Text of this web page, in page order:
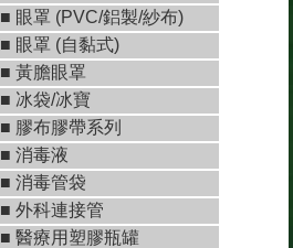
■ 眼罩 (PVC/鋁製/紗布)
■ 眼罩 (自黏式)
■ 黃膽眼罩
■ 冰袋/冰寶
■ 膠布膠帶系列
■ 消毒液
■ 消毒管袋
■ 外科連接管
■ 醫療用塑膠瓶罐